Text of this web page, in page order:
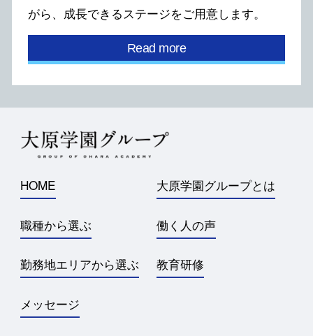
がら、 成⻑できるステージをご⽤意します。
Read more
HOME
職種から選ぶ
勤務地エリアから選ぶ
メッセージ
大原学園グループとは
働く人の声
教育研修